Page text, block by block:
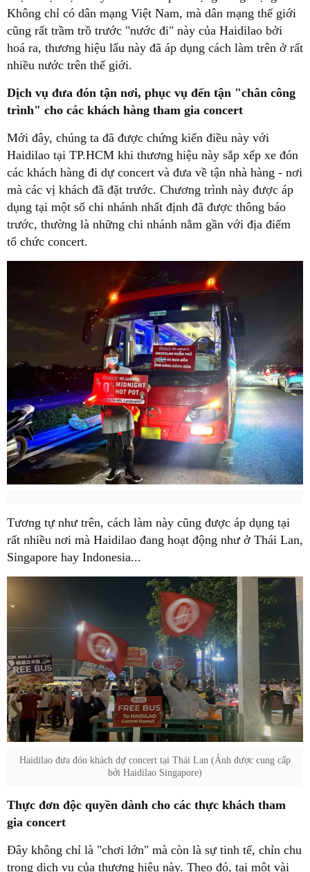
Không chỉ có dân mạng Việt Nam, mà dân mạng thế giới
cũng rất trầm trồ trước "nước đi" này của Haidilao bởi
hoá ra, thương hiệu lẩu này đã áp dụng cách làm trên ở rất
nhiều nước trên thế giới.
Dịch vụ đưa đón tận nơi, phục vụ đến tận "chân công
trình" cho các khách hàng tham gia concert
Mới đây, chúng ta đã được chứng kiến điều này với
Haidilao tại TP.HCM khi thương hiệu này sắp xếp xe đón
các khách hàng đi dự concert và đưa về tận nhà hàng - nơi
mà các vị khách đã đặt trước. Chương trình này được áp
dụng tại một số chi nhánh nhất định đã được thông báo
trước, thường là những chi nhánh nằm gần với địa điểm
tổ chức concert.
Tương tự như trên, cách làm này cũng được áp dụng tại
rất nhiều nơi mà Haidilao đang hoạt động như ở Thái Lan,
Singapore hay Indonesia...
Haidilao đưa đón khách dự concert tại Thái Lan (Ảnh được cung cấp
bởi Haidilao Singapore)
Thực đơn độc quyền dành cho các thực khách tham
gia concert
Đây không chỉ là "chơi lớn" mà còn là sự tinh tế, chỉn chu
trong dịch vụ của thương hiệu này. Theo đó, tại một vài